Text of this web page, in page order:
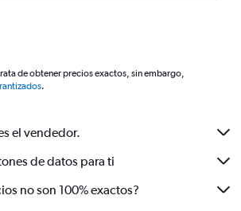
de obtener precios exactos, sin embargo,
.
el vendedor.
de datos para ti
no son 100% exactos?